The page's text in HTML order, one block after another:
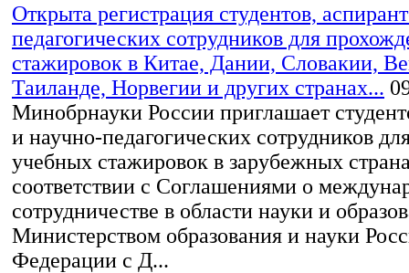
Открыта регистрация студентов,
педагогических сотрудников для
стажировок в Китае, Дании, Словакии,
Таиланде, Норвегии и других странах...
Минобрнауки России приглашает
и научно-педагогических сотрудников
учебных стажировок в зарубежных
соответствии с Соглашениями о
сотрудничестве в области науки и
Министерством образования и науки
Федерации с Д...